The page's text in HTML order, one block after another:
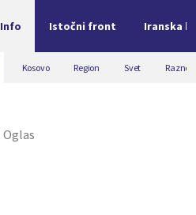
Info Istočni front Iranska
Kosovo Region Svet Razno